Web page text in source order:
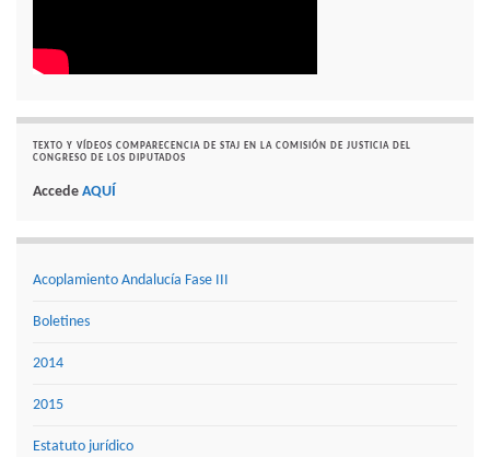
TEXTO Y VÍDEOS COMPARECENCIA DE STAJ EN LA COMISIÓN DE JUSTICIA DEL
CONGRESO DE LOS DIPUTADOS
Accede AQUÍ
Acoplamiento Andalucía Fase III
Boletines
2014
2015
Estatuto jurídico